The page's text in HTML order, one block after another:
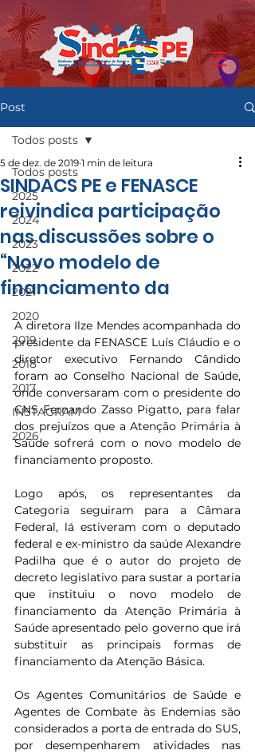
Post
Todos posts
2025
2024
2023
2022
2021
2020
2019
2018
2017
INSTAGRAM
2026
Todos posts
SINDACS PE e FENASCE
reivindica participação
nas discussões sobre o
“Novo modelo de
financiamento da
5 de dez. de 2019 1 min de leitura
A diretora Ilze Mendes acompanhada do
presidente da FENASCE Luís Cláudio e o
diretor executivo Fernando Cândido
foram ao Conselho Nacional de Saúde,
onde conversaram com o presidente do
CNS Fernando Zasso Pigatto, para falar
dos prejuízos que a Atenção Primária à
Saúde sofrerá com o novo modelo de
financiamento proposto.
Logo após, os representantes da
Categoria seguiram para a Câmara
Federal, lá estiveram com o deputado
federal e ex-ministro da saúde Alexandre
Padilha que é o autor do projeto de
decreto legislativo para sustar a portaria
que instituiu o novo modelo de
financiamento da Atenção Primária à
Saúde apresentado pelo governo que irá
substituir as principais formas de
financiamento da Atenção Básica.
Os Agentes Comunitários de Saúde e
Agentes de Combate às Endemias são
considerados a porta de entrada do SUS,
por desempenharem atividades nas